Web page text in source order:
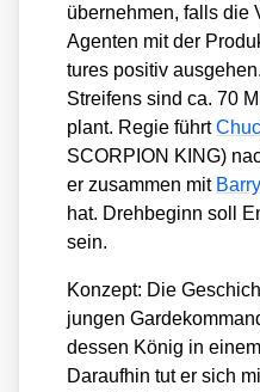
über­neh­men, falls die
Agen­ten mit der
tures posi­tiv
Strei­fens sind ca. 70
plant. Regie führt
SCORPION KING)
er zusam­men mit
hat. Dreh­be­ginn soll
sein.
Kon­zept: Die
jun­gen
des­sen König in
Dar­auf­hin tut er sich